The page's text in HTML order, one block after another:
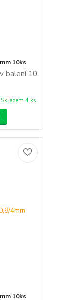
10ks
balení 10
Skladem 4 ks
10ks